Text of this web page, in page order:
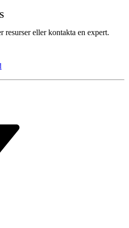
Rensa alla Klart
nyckelord.
eller kontakta en expert.